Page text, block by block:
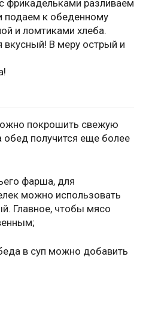
фрикадельками разливаем
подаем к обеденному
и ломтиками хлеба.
вкусный! В меру острый и
покрошить свежую
обед получится еще более
фарша, для
можно использовать
Главное, чтобы мясо
в суп можно добавить